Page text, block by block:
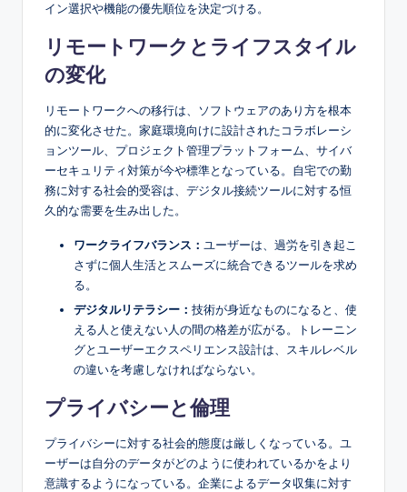
イン選択や機能の優先順位を決定づける。
リモートワークとライフスタイル
の変化
リモートワークへの移行は、ソフトウェアのあり方を根本
的に変化させた。家庭環境向けに設計されたコラボレーシ
ョンツール、プロジェクト管理プラットフォーム、サイバ
ーセキュリティ対策が今や標準となっている。自宅での勤
務に対する社会的受容は、デジタル接続ツールに対する恒
久的な需要を生み出した。
ワークライフバランス： ユーザーは、過労を引き起こ
さずに個人生活とスムーズに統合できるツールを求め
る。
デジタルリテラシー： 技術が身近なものになると、使
える人と使えない人の間の格差が広がる。トレーニン
グとユーザーエクスペリエンス設計は、スキルレベル
の違いを考慮しなければならない。
プライバシーと倫理
プライバシーに対する社会的態度は厳しくなっている。ユ
ーザーは自分のデータがどのように使われているかをより
意識するようになっている。企業によるデータ収集に対す